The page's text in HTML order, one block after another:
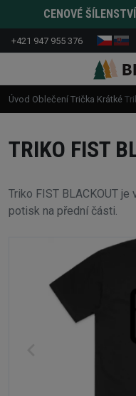
CENOVÉ
+421 947 955 376
Úvod Oblečení Trička Krátké
TRIKO FIST
Triko FIST BLACKOUT
potisk na přední části.